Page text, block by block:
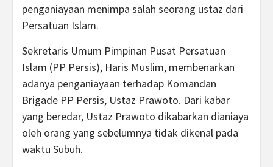
penganiayaan menimpa salah seorang ustaz dari
Persatuan Islam.
Sekretaris Umum Pimpinan Pusat Persatuan
Islam (PP Persis), Haris Muslim, membenarkan
adanya penganiayaan terhadap Komandan
Brigade PP Persis, Ustaz Prawoto. Dari kabar
yang beredar, Ustaz Prawoto dikabarkan dianiaya
oleh orang yang sebelumnya tidak dikenal pada
waktu Subuh.